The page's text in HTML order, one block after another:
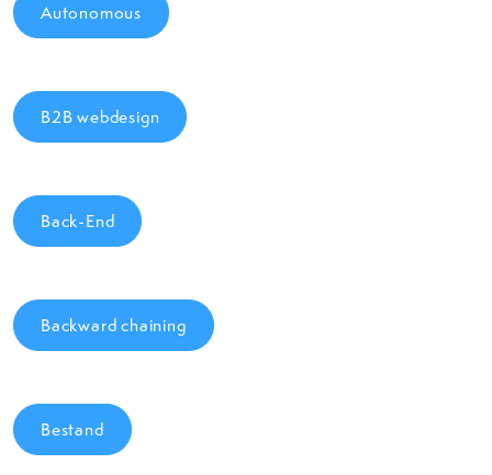
Autonomous
B2B webdesign
Back-End
Backward chaining
Bestand